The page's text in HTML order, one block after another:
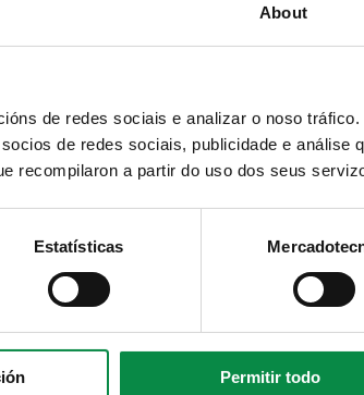
About
de redes sociais e analizar o noso tráfico.
de redes sociais, publicidade e análise
recompilaron a partir do uso dos seus
Estatísticas
Permitir todo
depósitos arcillosos de rocas
valle, siendo los inviernos suaves y
de octubre a mayo.
que no baja de los 8º en